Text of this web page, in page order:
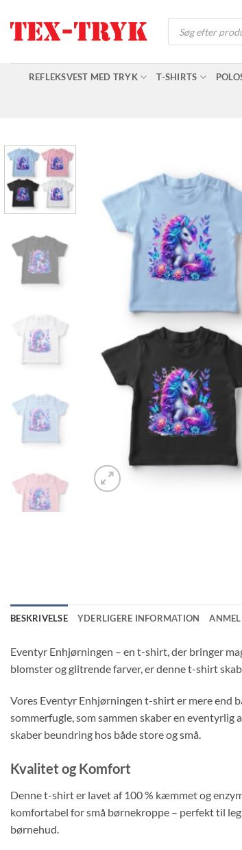
indhold
Products
search
REFLEKSVEST MED TRYK T-SHIRTS
BESKRIVELSE YDERLIGERE INFORMATION
Eventyr Enhjørningen – en t-shirt, der bringer
blomster og glitrende farver, er denne t-shirt
Vores Eventyr Enhjørningen t-shirt er mere end
sommerfugle, som sammen skaber en
skaber beundring hos både store og små.
Kvalitet og Komfort
Denne t-shirt er lavet af 100 % kæmmet og
komfortabel for små børnekroppe – perfekt til
børnehud.